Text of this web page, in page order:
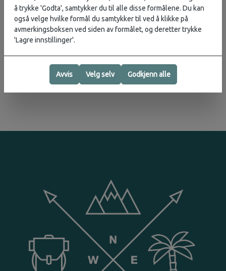
Vurderinger
å trykke 'Godta', samtykker du til alle disse formålene. Du kan
også velge hvilke formål du samtykker til ved å klikke på
avmerkingsboksen ved siden av formålet, og deretter trykke
'Lagre innstillinger'.
Avvis Velg selv Godkjenn alle